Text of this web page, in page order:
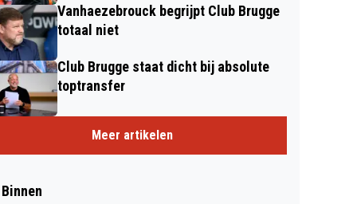
Vanhaezebrouck begrijpt Club Brugge
totaal niet
Club Brugge staat dicht bij absolute
toptransfer
Meer artikelen